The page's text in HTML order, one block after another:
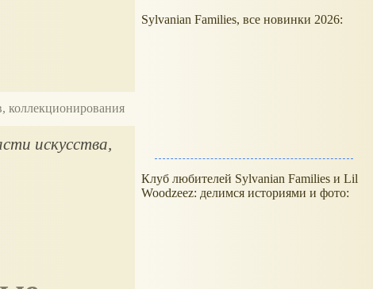
коллекционирования
искусства,
Sylvanian Families, все новинки 2026:
Клуб любителей Sylvanian Families и Lil
Woodzeez: делимся историями и фото: